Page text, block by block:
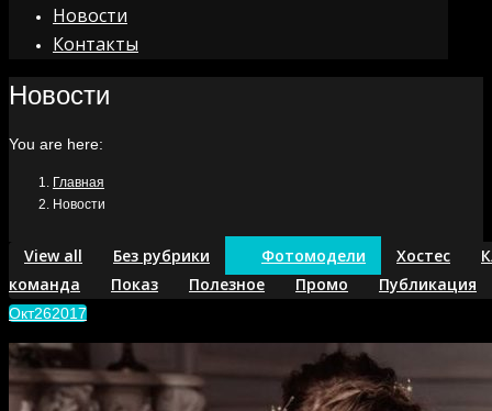
Новости
Контакты
Новости
You are here:
Главная
Новости
View all Без рубрики Фотомодели Хостес
команда
Показ Полезное Промо Публикация
Окт262017